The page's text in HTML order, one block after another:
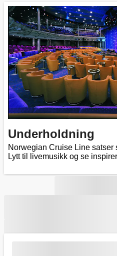
Underholdning
Norwegian Cruise Line satser
Lytt til livemusikk og se